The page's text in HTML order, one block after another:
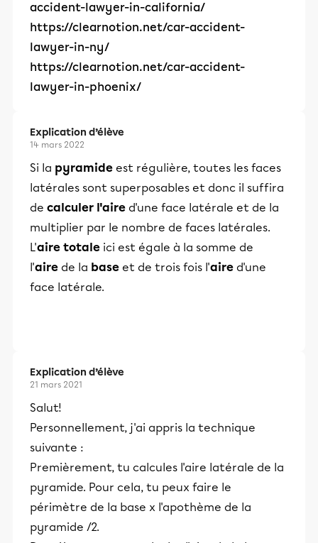
accident-lawyer-in-california/
https://clearnotion.net/car-accident-
lawyer-in-ny/
https://clearnotion.net/car-accident-
lawyer-in-phoenix/
Explication d’élève
14 mars 2022
Si la pyramide est régulière, toutes les faces
latérales sont superposables et donc il suffira
de calculer l'aire d'une face latérale et de la
multiplier par le nombre de faces latérales.
L'aire totale ici est égale à la somme de
l'aire de la base et de trois fois l'aire d'une
face latérale.
Explication d’élève
21 mars 2021
Salut!
Personnellement, j'ai appris la technique
suivante :
Premièrement, tu calcules l'aire latérale de la
pyramide. Pour cela, tu peux faire le
périmètre de la base x l'apothème de la
pyramide /2.